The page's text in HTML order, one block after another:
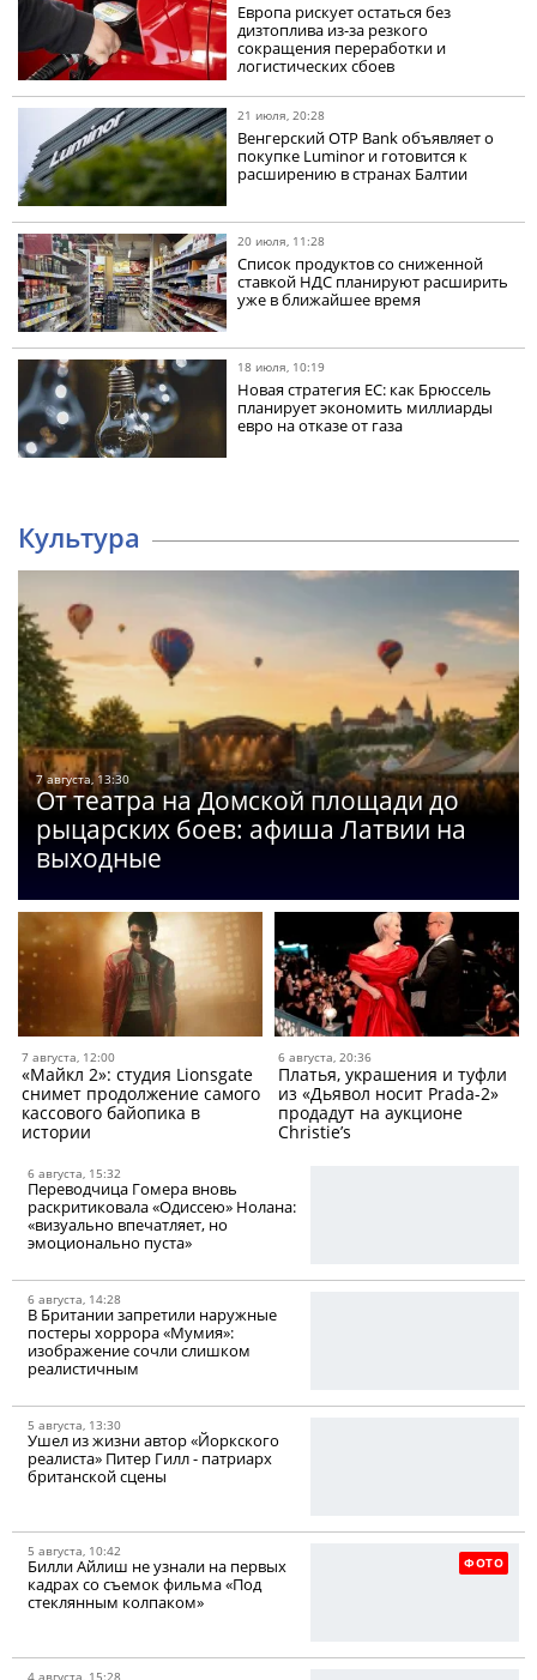
Европа рискует остаться без
дизтоплива из-за резкого
сокращения переработки и
логистических сбоев
21 июля, 20:28
Венгерский OTP Bank объявляет о
покупке Luminor и готовится к
расширению в странах Балтии
20 июля, 11:28
Список продуктов со сниженной
ставкой НДС планируют расширить
уже в ближайшее время
18 июля, 10:19
Новая стратегия ЕС: как Брюссель
планирует экономить миллиарды
евро на отказе от газа
Культура
7 августа, 13:30
От театра на Домской площади до
рыцарских боев: афиша Латвии на
выходные
7 августа, 12:00
«Майкл 2»: студия Lionsgate
снимет продолжение самого
кассового байопика в
истории
6 августа, 20:36
Платья, украшения и туфли
из «Дьявол носит Prada-2»
продадут на аукционе
Christie’s
6 августа, 15:32
Переводчица Гомера вновь
раскритиковала «Одиссею» Нолана:
«визуально впечатляет, но
эмоционально пуста»
6 августа, 14:28
В Британии запретили наружные
постеры хоррора «Мумия»:
изображение сочли слишком
реалистичным
5 августа, 13:30
Ушел из жизни автор «Йоркского
реалиста» Питер Гилл - патриарх
британской сцены
ФОТО
5 августа, 10:42
Билли Айлиш не узнали на первых
кадрах со съемок фильма «Под
стеклянным колпаком»